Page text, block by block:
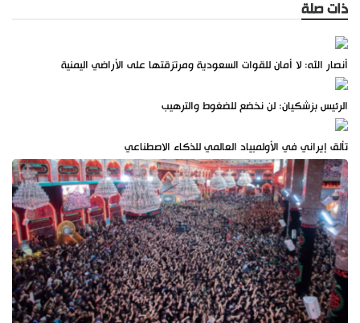
ذات صلة
أنصار الله: لا أمان للقوات السعودية ومرتزقتها على الأراضي اليمنية
الرئيس بزشكيان: لن نخضع للضغوط والترهيب
تألق إيراني في الأولمبياد العالمي للذكاء الاصطناعي